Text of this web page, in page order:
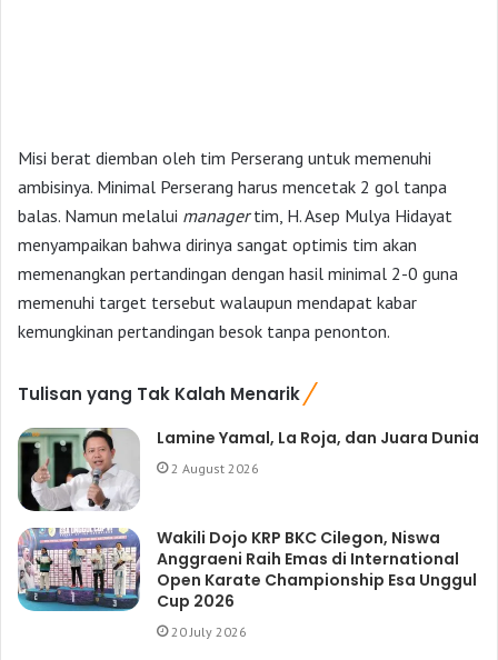
Misi berat diemban oleh tim Perserang untuk memenuhi
ambisinya. Minimal Perserang harus mencetak 2 gol tanpa
balas. Namun melalui managertim, H. Asep Mulya Hidayat
menyampaikan bahwa dirinya sangat optimis tim akan
memenangkan pertandingan dengan hasil minimal 2-0 guna
memenuhi target tersebut walaupun mendapat kabar
kemungkinan pertandingan besok tanpa penonton.
Tulisan yang Tak Kalah Menarik
Lamine Yamal, La Roja, dan Juara Dunia
2 August 2026
Wakili Dojo KRP BKC Cilegon, Niswa
Anggraeni Raih Emas di International
Open Karate Championship Esa Unggul
Cup 2026
20 July 2026